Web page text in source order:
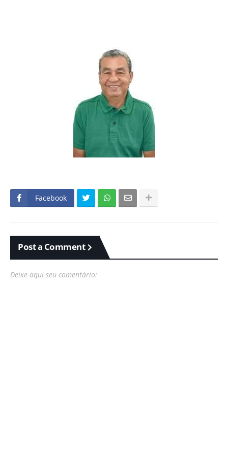
Facebook
Post a Comment
Deixe aqui seu comentário: